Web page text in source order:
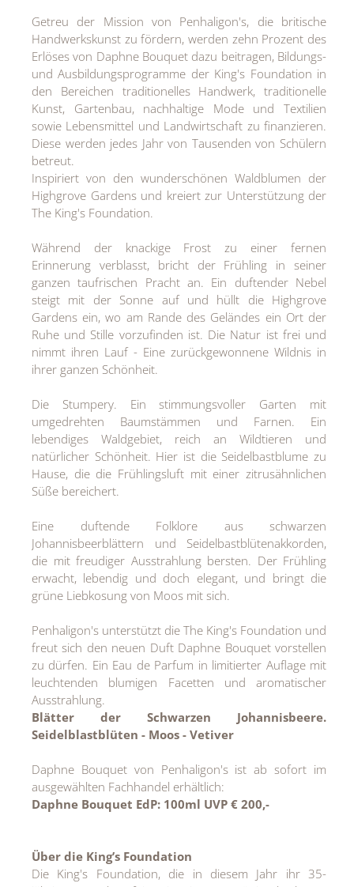
Getreu der Mission von Penhaligon's, die britische
Handwerkskunst zu fördern, werden zehn Prozent des
Erlöses von Daphne Bouquet dazu beitragen, Bildungs-
und Ausbildungsprogramme der King's Foundation in
den Bereichen traditionelles Handwerk, traditionelle
Kunst, Gartenbau, nachhaltige Mode und Textilien
sowie Lebensmittel und Landwirtschaft zu finanzieren.
Diese werden jedes Jahr von Tausenden von Schülern
betreut.
Inspiriert von den wunderschönen Waldblumen der
Highgrove Gardens und kreiert zur Unterstützung der
The King's Foundation.
Während der knackige Frost zu einer fernen
Erinnerung verblasst, bricht der Frühling in seiner
ganzen taufrischen Pracht an. Ein duftender Nebel
steigt mit der Sonne auf und hüllt die Highgrove
Gardens ein, wo am Rande des Geländes ein Ort der
Ruhe und Stille vorzufinden ist. Die Natur ist frei und
nimmt ihren Lauf - Eine zurückgewonnene Wildnis in
ihrer ganzen Schönheit.
Die Stumpery. Ein stimmungsvoller Garten mit
umgedrehten Baumstämmen und Farnen. Ein
lebendiges Waldgebiet, reich an Wildtieren und
natürlicher Schönheit. Hier ist die Seidelbastblume zu
Hause, die die Frühlingsluft mit einer zitrusähnlichen
Süße bereichert.
Eine duftende Folklore aus schwarzen
Johannisbeerblättern und Seidelbastblütenakkorden,
die mit freudiger Ausstrahlung bersten. Der Frühling
erwacht, lebendig und doch elegant, und bringt die
grüne Liebkosung von Moos mit sich.
Penhaligon's unterstützt die The King's Foundation und
freut sich den neuen Duft Daphne Bouquet vorstellen
zu dürfen. Ein Eau de Parfum in limitierter Auflage mit
leuchtenden blumigen Facetten und aromatischer
Ausstrahlung.
Blätter der Schwarzen Johannisbeere.
Seidelblastblüten - Moos - Vetiver
Daphne Bouquet von Penhaligon's ist ab sofort im
ausgewählten Fachhandel erhältlich:
Daphne Bouquet EdP: 100ml UVP € 200,-
Über die King’s Foundation
Die King's Foundation, die in diesem Jahr ihr 35-